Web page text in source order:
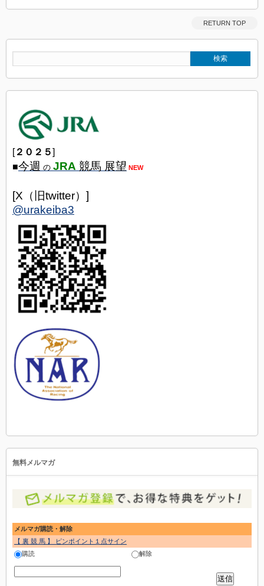
RETURN TOP
[２０２５]
■今週 の JRA 競馬 展望 NEW
[X（旧twitter）]
@urakeiba3
無料メルマガ
メルマガ購読・解除
【 裏 競 馬 】 ピンポイント１点サイン
購読
解除